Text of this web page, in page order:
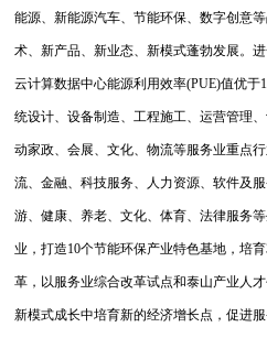
能源、新能源汽车、节能环保、数字创意
术、新产品、新业态、新模式蓬勃发展。
云计算数据中心能源利用效率(PUE)值优
统设计、设备制造、工程施工、运营管理
动家政、会展、文化、物流等服务业重点
流、金融、科技服务、人力资源、软件及
游、健康、养老、文化、体育、法律服务
业，打造10个节能环保产业特色基地，培
革，以服务业综合改革试点和泰山产业人
新模式成长中培育新的经济增长点，促进